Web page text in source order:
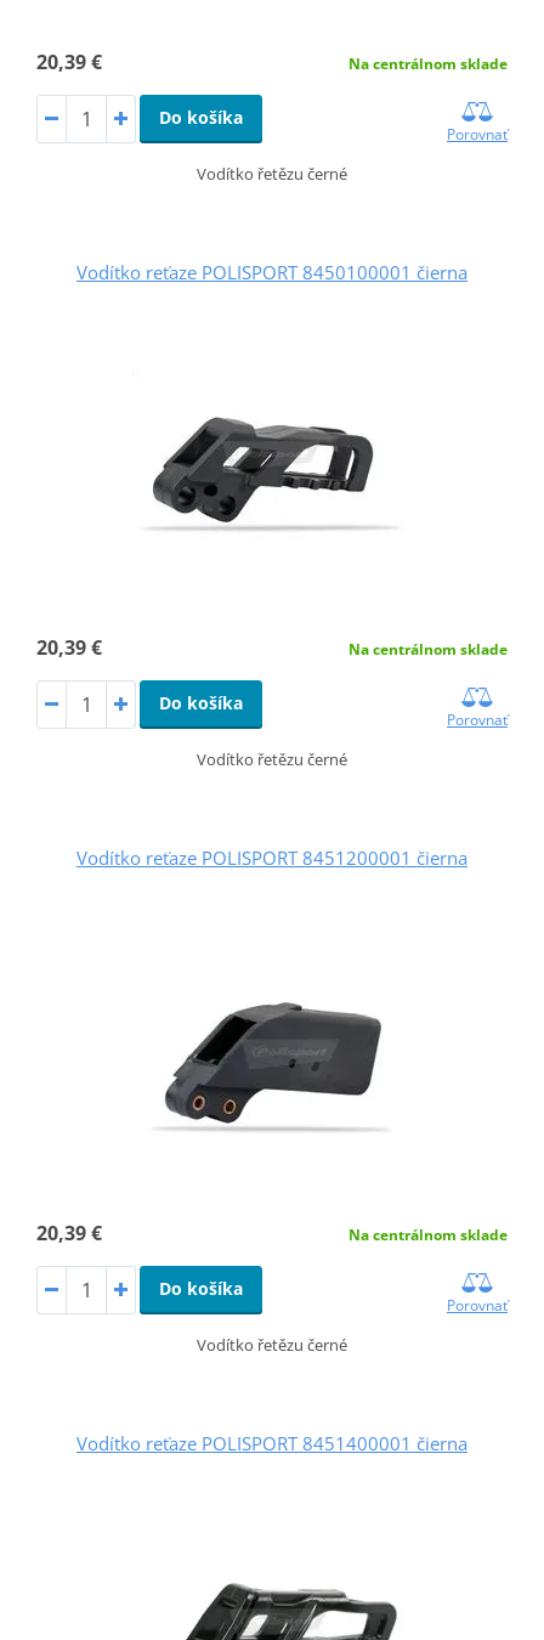
20,39 € Na centrálnom sklade
Do košíka
Porovnať
Vodítko řetězu černé
Vodítko reťaze POLISPORT 8450100001 čierna
20,39 € Na centrálnom sklade
Do košíka
Porovnať
Vodítko řetězu černé
Vodítko reťaze POLISPORT 8451200001 čierna
20,39 € Na centrálnom sklade
Do košíka
Porovnať
Vodítko řetězu černé
Vodítko reťaze POLISPORT 8451400001 čierna